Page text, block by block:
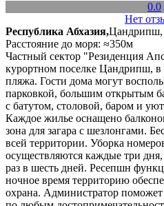
0.0
Нет
Республика Абхазия,Цандрипш,
Расстояние до моря: ≈350м
Частный сектор "Резиденция
курортном поселке Цандрипш, в
пляжа. Гости дома могут
парковкой, большим открытым
с батутом, столовой, баром и
Каждое жилье оснащено
зона для загара с шезлонгами.
всей территории. Уборка
осуществляются каждые три дня,
раз в шесть дней. Ресепшн
ночное время территорию
охрана. Администратор поможет